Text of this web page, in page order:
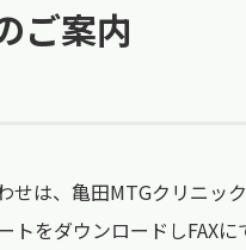
ご案内
せは、亀田MTGクリニッ
をダウンロードしFAXに